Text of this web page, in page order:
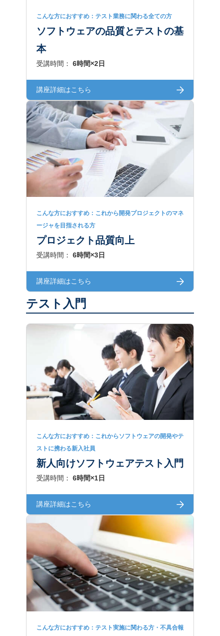
こんな方におすすめ：テスト業務に関わる全ての方
ソフトウェアの品質とテストの基
本
受講時間： 6時間×2日
講座詳細はこちら
こんな方におすすめ：これから開発プロジェクトのマネ
ージャを目指される方
プロジェクト品質向上
受講時間： 6時間×3日
講座詳細はこちら
テスト入門
こんな方におすすめ：これからソフトウェアの開発やテ
ストに携わる新入社員
新人向けソフトウェアテスト入門
受講時間： 6時間×1日
講座詳細はこちら
こんな方におすすめ：テスト実施に関わる方・不具合報